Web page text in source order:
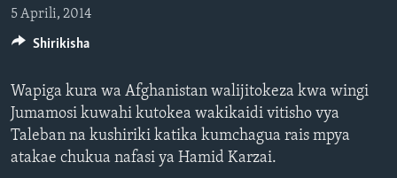
katika
tafuta
RWANDA
UGANDA
BURUNDI
AFRIKA
MAREKANI
ZULIA JEKUNDU
VOA EXPRESS 1330 UTC
JIONI 1630 UTC
KWA UNDANI 1800 UTC
MAHOJIANO MAALUM: HABARI POTOFU
Lugha
5 Aprili, 2014
Wapiga kura wa Afghanistan walijitokeza kwa wingi
Jumamosi kuwahi kutokea wakikaidi vitisho vya
Taleban na kushiriki katika kumchagua rais mpya
atakae chukua nafasi ya Hamid Karzai.
Shirikisha